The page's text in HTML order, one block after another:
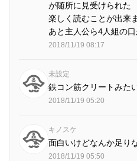
が随所に見受けられた
楽しく読むことが出来
あと主人公ら4人組の
2018/11/19 08:17
未設定
鉄コン筋クリートみた
2018/11/19 05:20
キノスケ
面白いけどなんか足り
2018/11/19 05:50